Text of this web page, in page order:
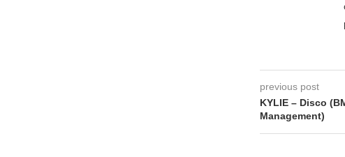
previous post
KYLIE – Disco
Management)